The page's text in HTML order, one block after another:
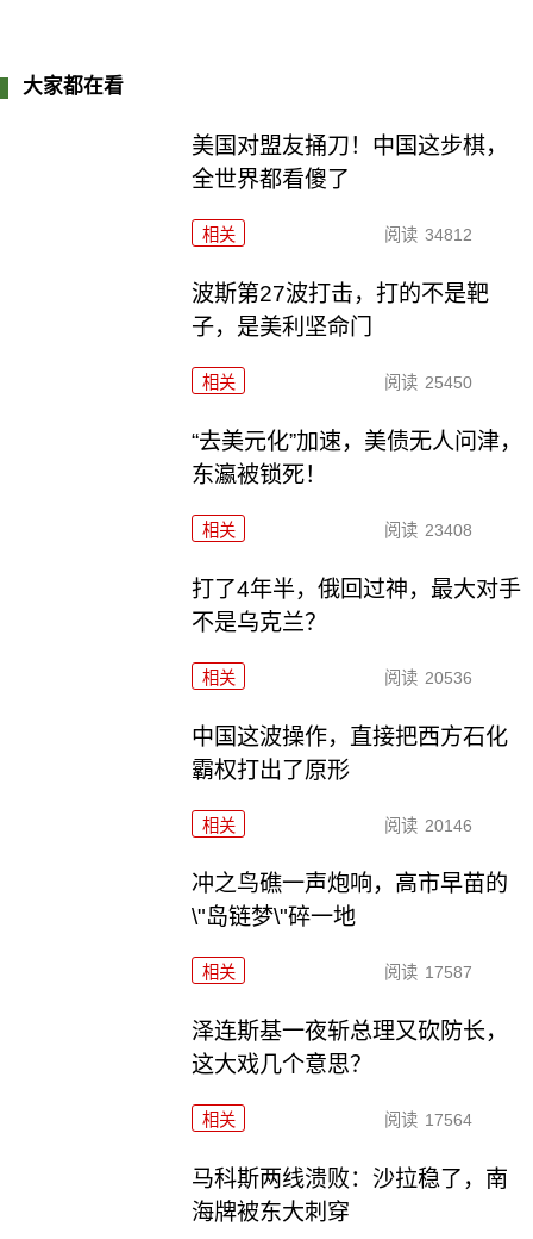
大家都在看
美国对盟友捅刀！中国这步棋，
全世界都看傻了
相关 阅读 34812
波斯第27波打击，打的不是靶
子，是美利坚命门
相关 阅读 25450
“去美元化”加速，美债无人问津，
东瀛被锁死！
相关 阅读 23408
打了4年半，俄回过神，最大对手
不是乌克兰？
相关 阅读 20536
中国这波操作，直接把西方石化
霸权打出了原形
相关 阅读 20146
冲之鸟礁一声炮响，高市早苗的
\"岛链梦\"碎一地
相关 阅读 17587
泽连斯基一夜斩总理又砍防长，
这大戏几个意思？
相关 阅读 17564
马科斯两线溃败：沙拉稳了，南
海牌被东大刺穿